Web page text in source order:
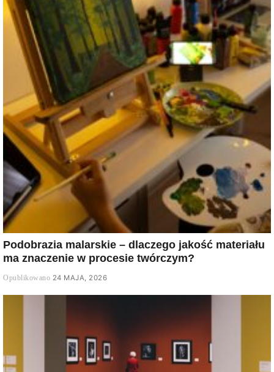
Podobrazia malarskie – dlaczego jakość materiału
ma znaczenie w procesie twórczym?
24 MAJA, 2026